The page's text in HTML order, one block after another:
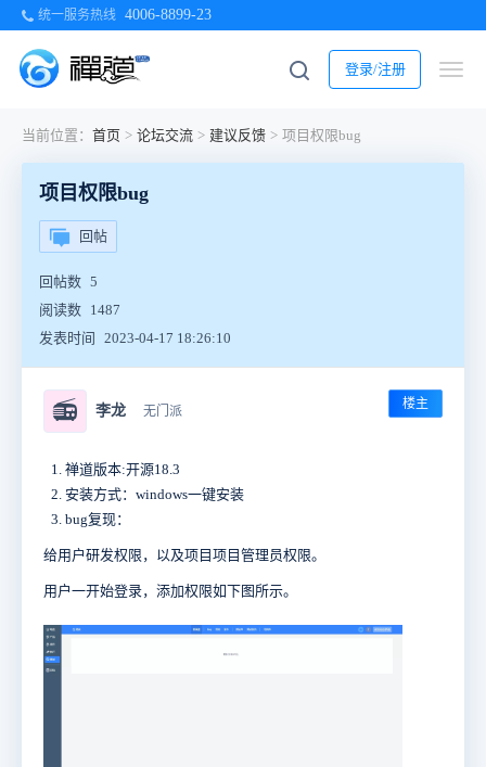
统一服务热线 4006-8899-23
登录/注册
当前位置： 首页 > 论坛交流 > 建议反馈 > 项目权限bug
项目权限bug
回帖
回帖数 5
阅读数 1487
发表时间
2023-04-17 18:26:10
📻 李龙 无门派 楼主
禅道版本:开源18.3
安装方式：windows一键安装
bug复现：
给用户研发权限，以及项目项目管理员权限。
用户一开始登录，添加权限如下图所示。